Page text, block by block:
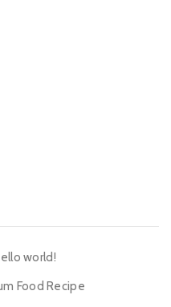
world!
Food Recipe